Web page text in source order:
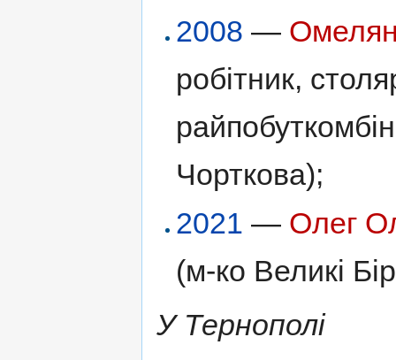
2008 —
робітник,
Чорткова);
2021 — Олег
(м-ко Великі
У Тернополі